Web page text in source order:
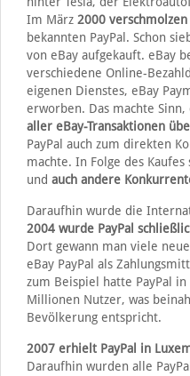
Im März 2000
bekannten PayPal. Schon
von eBay aufgekauft. eBay
verschiedene Online-
eigenen Dienstes, eBay
erworben. Das machte
aller eBay-Transaktionen
PayPal auch zum direkten
machte. In Folge des
und auch andere
Daraufhin wurde die
2004 wurde PayPal
Dort gewann man viele
eBay PayPal als
zum Beispiel hatte PayPal
Millionen Nutzer, was
Bevölkerung entspricht.
2007 erhielt PayPal in
Daraufhin wurden alle